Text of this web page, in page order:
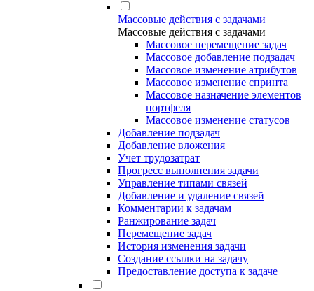
Массовые действия с задачами
Массовые действия с задачами
Массовое перемещение задач
Массовое добавление подзадач
Массовое изменение атрибутов
Массовое изменение спринта
Массовое назначение элементов
портфеля
Массовое изменение статусов
Добавление подзадач
Добавление вложения
Учет трудозатрат
Прогресс выполнения задачи
Управление типами связей
Добавление и удаление связей
Комментарии к задачам
Ранжирование задач
Перемещение задач
История изменения задачи
Создание ссылки на задачу
Предоставление доступа к задаче